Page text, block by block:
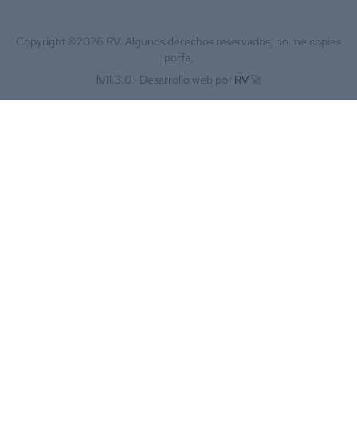
Copyright ©2026 RV. Algunos derechos reservados, no me copies
porfa.
fv11.3.0 · Desarrollo web por RV 🚀